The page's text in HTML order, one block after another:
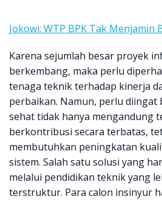
Jokowi: WTP BPK Tak Menjamin
Karena sejumlah besar proyek
berkembang, maka perlu
tenaga teknik terhadap kinerja
perbaikan. Namun, perlu diingat
sehat tidak hanya mengandung
berkontribusi secara terbatas,
membutuhkan peningkatan
sistem. Salah satu solusi yang
melalui pendidikan teknik yang
terstruktur. Para calon insinyur